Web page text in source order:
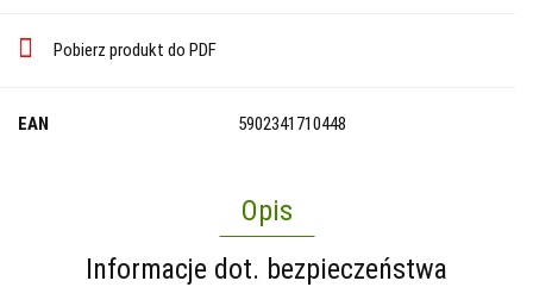
Pobierz produkt do PDF
EAN 5902341710448
Opis
Informacje dot. bezpieczeństwa